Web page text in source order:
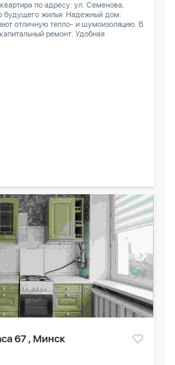
по адресу: ул. Семенова,
будущего жилья: Надежный дом:
отличную тепло- и шумоизоляцию. В
ремонт. Удобная
67 , Минск